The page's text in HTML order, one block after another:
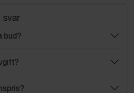
svar
bud?